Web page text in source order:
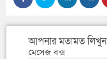
আপনার মতামত লিখুন
মেসেজ বক্স